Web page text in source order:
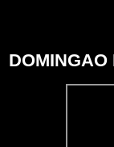
DOMINGAO